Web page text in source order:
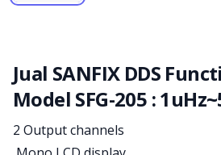
Jual SANFIX DDS
Model SFG-205 :
Product information
2 Output channels